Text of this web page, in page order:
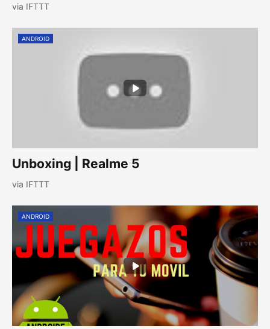
via IFTTT
ANDROID
Unboxing | Realme 5
via IFTTT
ANDROID